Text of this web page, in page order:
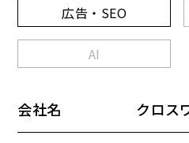
広告・SEO
AI
会社名 クロス